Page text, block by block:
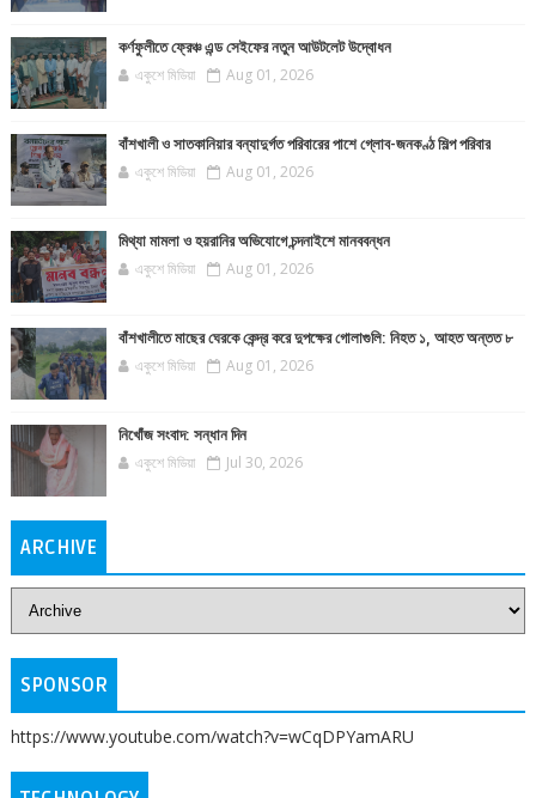
কর্ণফুলীতে ফ্রেঞ্চ এন্ড সেইফের নতুন আউটলেট উদ্বোধন
একুশে মিডিয়া Aug 01, 2026
বাঁশখালী ও সাতকানিয়ার বন্যাদুর্গত পরিবারের পাশে গ্লোব-জনকণ্ঠ শিল্প পরিবার
একুশে মিডিয়া Aug 01, 2026
মিথ্যা মামলা ও হয়রানির অভিযোগে চন্দনাইশে মানববন্ধন
একুশে মিডিয়া Aug 01, 2026
বাঁশখালীতে মাছের ঘেরকে কেন্দ্র করে দুপক্ষের গোলাগুলি: নিহত ১, আহত অন্তত ৮
একুশে মিডিয়া Aug 01, 2026
নিখোঁজ সংবাদ: সন্ধান দিন
একুশে মিডিয়া Jul 30, 2026
ARCHIVE
SPONSOR
https://www.youtube.com/watch?v=wCqDPYamARU